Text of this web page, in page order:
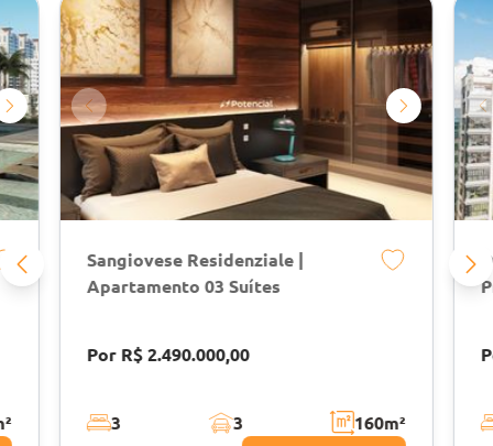
Sangiovese Residenziale |
Apartamento 03 Suítes
Por R$ 2.490.000,00
3 3 160m²